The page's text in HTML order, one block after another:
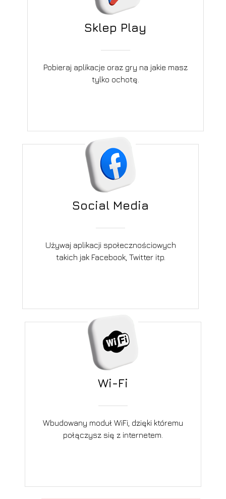
Sklep Play
Pobieraj aplikacje oraz gry na jakie masz
tylko ochotę.
Social Media
Używaj aplikacji społecznościowych
takich jak Facebook, Twitter itp.
Wi-Fi
Wbudowany moduł WiFi, dzięki któremu
połączysz się z internetem.